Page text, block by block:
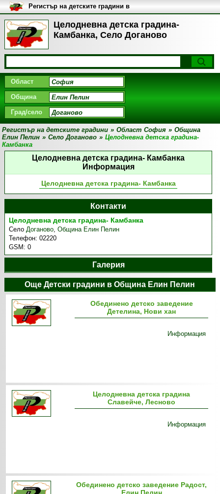
Целодневна детска градина-
Камбанка, Село Доганово
Регистър на детските градини в
България
Област
Община
Град/село
Регистър на детските градини » Област София » Община
Елин Пелин » Село Доганово » Целодневна детска градина-
Камбанка
Целодневна детска градина- Камбанка
Информация
Целодневна детска градина- Камбанка
Контакти
Целодневна детска градина- Камбанка
СелоДоганово,Община Елин Пелин
Телефон:02220
GSM:0
Галерия
Още Детски градини в Община Елин Пелин
Обединено детско заведение
Детелина, Нови хан
Информация
Целодневна детска градина
Славейче, Лесново
Информация
Обединено детско заведение Радост,